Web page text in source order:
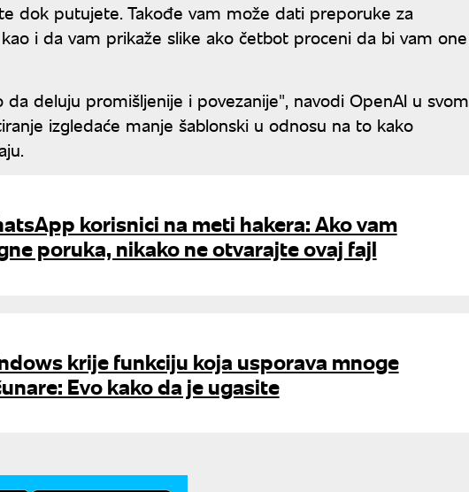
dok putujete. Takođe vam može dati preporuke za
i da vam prikaže slike ako četbot proceni da bi vam one
deluju promišljenije i povezanije", navodi OpenAI u svom
izgledaće manje šablonski u odnosu na to kako
korisnici na meti hakera: Ako vam
poruka, nikako ne otvarajte ovaj fajl
krije funkciju koja usporava mnoge
Evo kako da je ugasite